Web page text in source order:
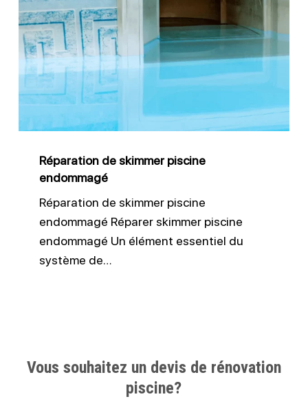
de
skimmer
piscine
endommagé
Réparation de skimmer piscine
endommagé
Réparation de skimmer piscine
endommagé Réparer skimmer piscine
endommagé Un élément essentiel du
système de…
Vous souhaitez un devis de rénovation
piscine?